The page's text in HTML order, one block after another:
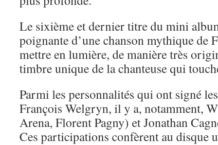
Le sixième et dernier titre du mini
poignante d’une chanson mythique de
mettre en lumière, de manière très
timbre unique de la chanteuse qui
Parmi les personnalités qui ont signé
François Welgryn, il y a, notamment,
Arena, Florent Pagny) et Jonathan
Ces participations confèrent au disque